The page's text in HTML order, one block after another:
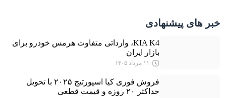
خبر های پیشنهادی
KIA K4، وارداتی متفاوت هرمس خودرو برای
بازار ایران
۱۱ مرداد ۱۴۰۵
فروش فوری کیا اسپورتیج ۲۰۲۵ با تحویل
حداکثر ۲۰ روزه و قیمت قطعی